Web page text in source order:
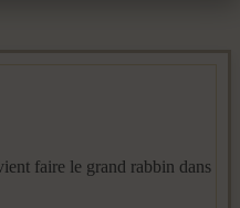
faire le grand rabbin dans